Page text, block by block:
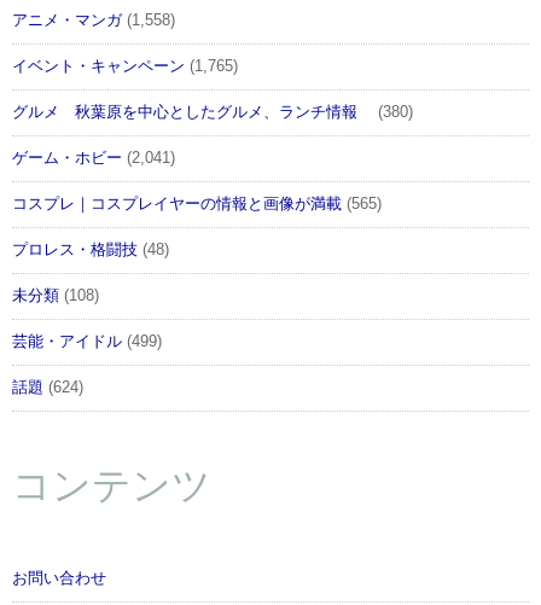
アニメ・マンガ(1,558)
イベント・キャンペーン (1,765)
グルメ 秋葉原を中心としたグルメ、ランチ情報 (380)
ゲーム・ホビー (2,041)
コスプレ｜コスプレイヤーの情報と画像が満載 (565)
プロレス・格闘技 (48)
未分類 (108)
芸能・アイドル (499)
話題 (624)
コンテンツ
お問い合わせ